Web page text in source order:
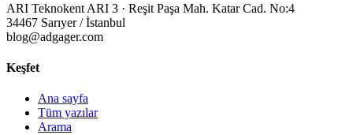
ARI Teknokent ARI 3 · Reşit Paşa Mah. Katar Cad. No:4
34467 Sarıyer / İstanbul
blog@adgager.com
Keşfet
Ana sayfa
Tüm yazılar
Arama